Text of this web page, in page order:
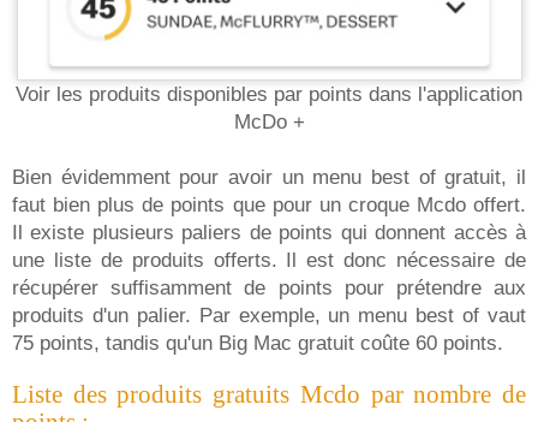
Voir les produits disponibles par points dans l'application
McDo +
Bien évidemment pour avoir un menu best of gratuit, il
faut bien plus de points que pour un croque Mcdo offert.
Il existe plusieurs paliers de points qui donnent accès à
une liste de produits offerts. Il est donc nécessaire de
récupérer suffisamment de points pour prétendre aux
produits d'un palier. Par exemple, un menu best of vaut
75 points, tandis qu'un Big Mac gratuit coûte 60 points.
Liste des produits gratuits Mcdo par nombre de